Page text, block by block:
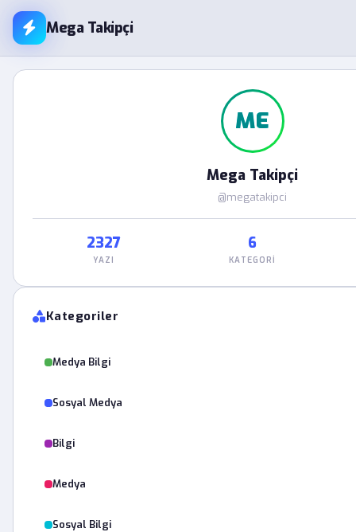
Mega Takipçi
ME
Mega Takipçi
@megatakipci
2327
YAZI
6
KATEGORI
Kategoriler
Medya Bilgi
Sosyal Medya
Bilgi
Medya
Sosyal Bilgi